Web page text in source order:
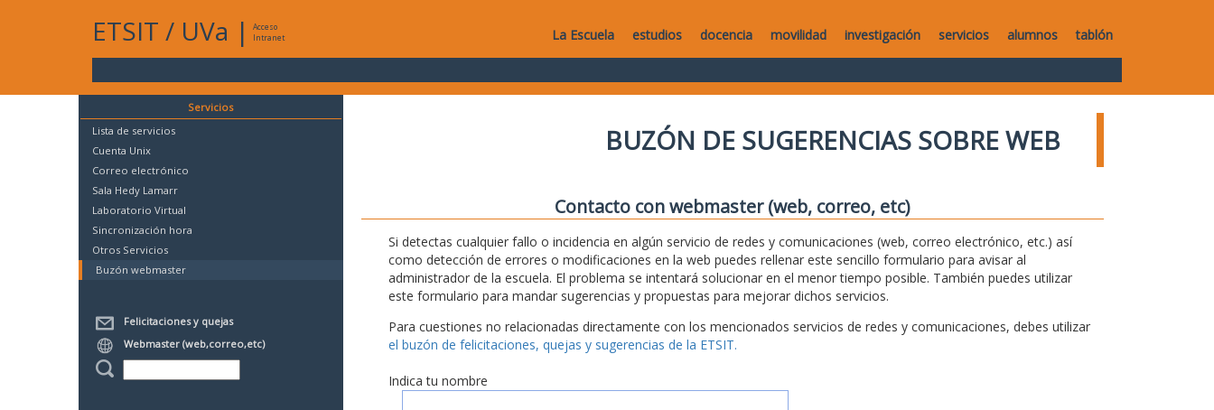
ETSIT / UVa |
Acceso
Intranet
La Escuela estudios docencia movilidad investigación servicios alumnos tablón
Servicios
Lista de servicios
Cuenta Unix
Correo electrónico
Sala Hedy Lamarr
Laboratorio Virtual
Sincronización hora
Otros Servicios
Buzón webmaster
Felicitaciones y quejas
Webmaster (web,correo,etc)
BUZÓN DE SUGERENCIAS SOBRE WEB
Contacto con webmaster (web, correo, etc)
Si detectas cualquier fallo o incidencia en algún servicio de redes y comunicaciones (web, correo electrónico, etc.) así
como detección de errores o modificaciones en la web puedes rellenar este sencillo formulario para avisar al
administrador de la escuela. El problema se intentará solucionar en el menor tiempo posible. También puedes utilizar
este formulario para mandar sugerencias y propuestas para mejorar dichos servicios.
Para cuestiones no relacionadas directamente con los mencionados servicios de redes y comunicaciones, debes utilizar
el buzón de felicitaciones, quejas y sugerencias de la ETSIT.
Indica tu nombre